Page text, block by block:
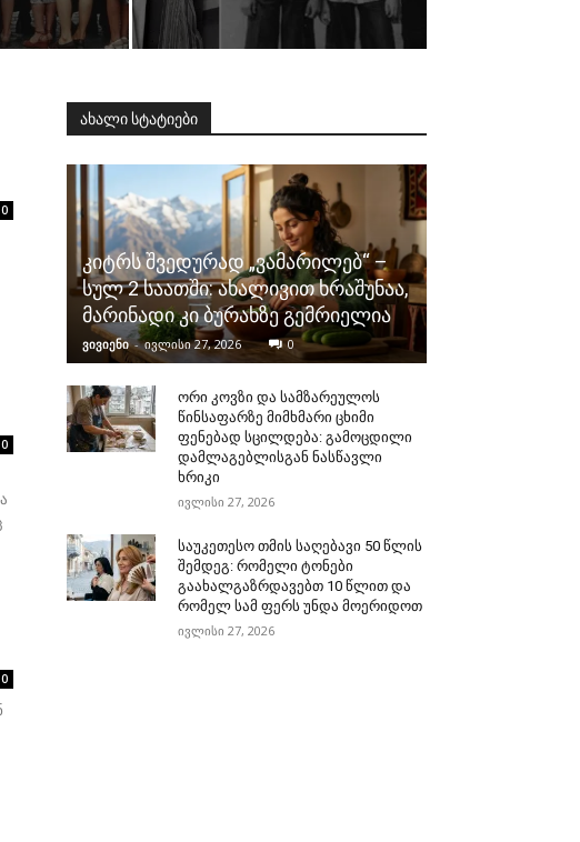
0
0
0
ახალი სტატიები
კიტრს შვედურად „ვამარილებ“ –
სულ 2 საათში: ახალივით ხრაშუნაა,
მარინადი კი ბურახზე გემრიელია
ვივიენი - ივლისი 27, 2026 0
ორი კოვზი და სამზარეულოს
წინსაფარზე მიმხმარი ცხიმი
ფენებად სცილდება: გამოცდილი
დამლაგებლისგან ნასწავლი
ხრიკი
ივლისი 27, 2026
საუკეთესო თმის საღებავი 50 წლის
შემდეგ: რომელი ტონები
გაახალგაზრდავებთ 10 წლით და
რომელ სამ ფერს უნდა მოერიდოთ
ივლისი 27, 2026